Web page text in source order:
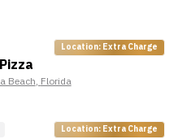
และความปลอดภัยเพื่อให้
กอันตราย
ดยการตอบคำถามหรือแก้ไข
Location: Extra Charge
Beach,Florida
Location: Extra Charge